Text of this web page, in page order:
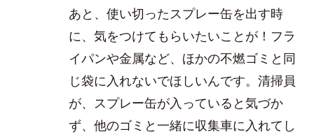
あと、使い切ったスプレー缶を出す時
に、気をつけてもらいたいことが！フラ
イパンや金属など、ほかの不燃ゴミと同
じ袋に入れないでほしいんです。清掃員
が、スプレー缶が入っていると気づか
ず、他のゴミと一緒に収集車に入れてし